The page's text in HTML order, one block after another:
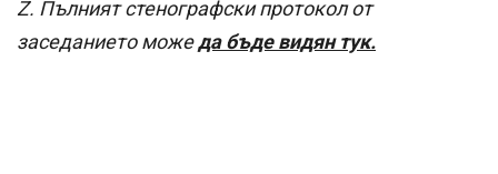
Z. Пълният стенографски протокол от
заседанието можеда бъде видян тук.